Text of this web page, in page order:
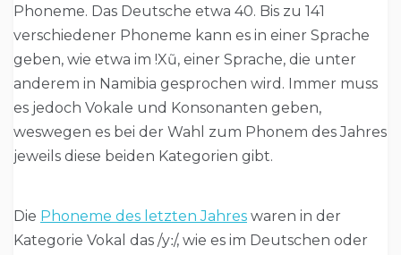
Phoneme. Das Deutsche etwa 40. Bis zu 141
verschiedener Phoneme kann es in einer Sprache
geben, wie etwa im !Xũ, einer Sprache, die unter
anderem in Namibia gesprochen wird. Immer muss
es jedoch Vokale und Konsonanten geben,
weswegen es bei der Wahl zum Phonem des Jahres
jeweils diese beiden Kategorien gibt.
Die Phoneme des letzten Jahres waren in der
Kategorie Vokal das /yː/, wie es im Deutschen oder